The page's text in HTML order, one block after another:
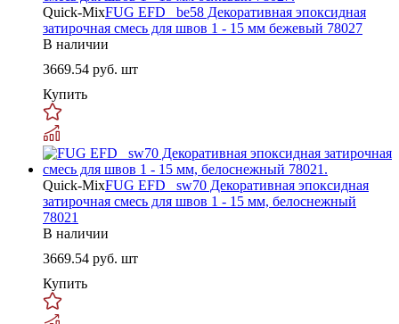
Quick-MixFUG EFD _be58 Декоративная эпоксидная
затирочная смесь для швов 1 - 15 мм бежевый 78027
В наличии
3669.54 руб. шт
Купить
Quick-MixFUG EFD _sw70 Декоративная эпоксидная
затирочная смесь для швов 1 - 15 мм, белоснежный
78021
В наличии
3669.54 руб. шт
Купить